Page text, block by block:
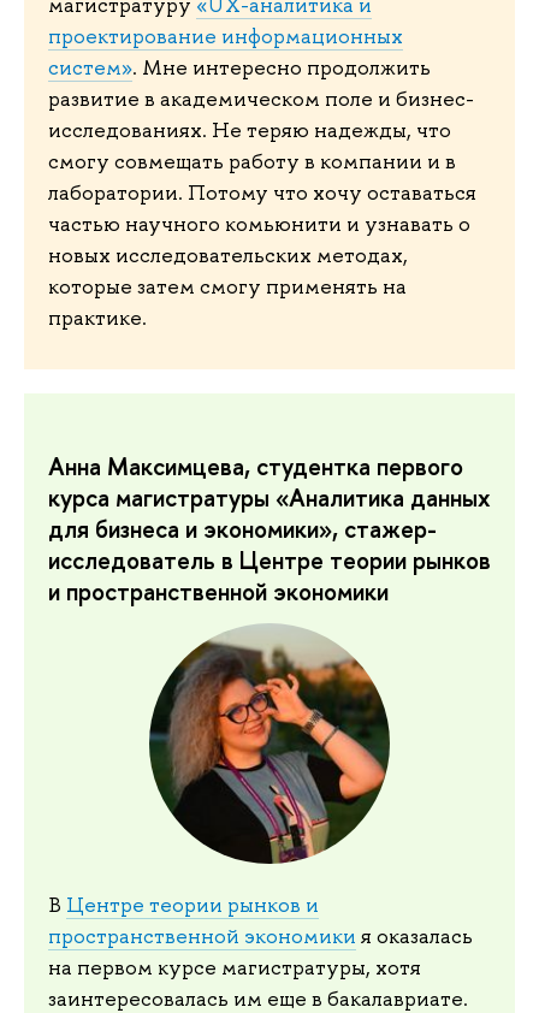
проектирование информационных
систем». Мне интересно продолжить
развитие в академическом поле и бизнес-
исследованиях. Не теряю надежды, что
смогу совмещать работу в компании и в
лаборатории. Потому что хочу оставаться
частью научного комьюнити и узнавать о
новых исследовательских методах,
которые затем смогу применять на
практике.
Анна Максимцева, студентка первого
курса магистратуры «Аналитика данных
для бизнеса и экономики», стажер-
исследователь в Центре теории рынков
и пространственной экономики
В Центре теории рынков и
пространственной экономики я оказалась
на первом курсе магистратуры, хотя
заинтересовалась им еще в бакалавриате.